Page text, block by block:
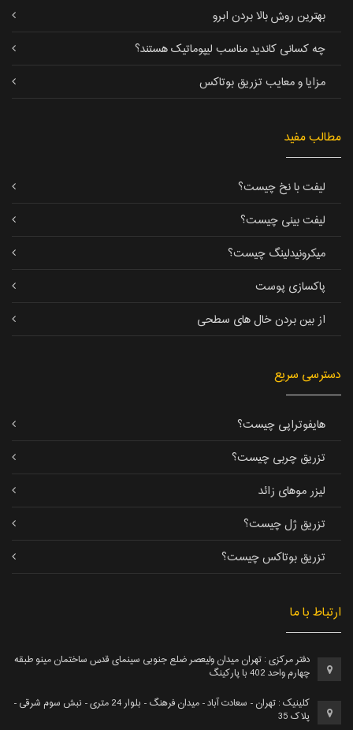
بهترین روش بالا بردن ابرو
چه کسانی کاندید مناسب لیپوماتیک هستند؟
مزایا و معایب تزریق بوتاکس
مطالب مفید
لیفت با نخ چیست؟
لیفت بینی چیست؟
میکرونیدلینگ چیست؟
پاکسازی پوست
از بین بردن خال های سطحی
دسترسی سریع
هایفوتراپی چیست؟
تزریق چربی چیست؟
لیزر موهای زائد
تزریق ژل چیست؟
تزریق بوتاکس چیست؟
ارتباط با ما
دفتر مرکزی : تهران میدان ولیعصر ضلع جنوبی سينمای قدس ساختمان مینو طبقه
چهارم واحد 402 با پارکینگ
کلینیک : تهران - سعادت آباد - میدان فرهنگ - بلوار 24 متری - نبش سوم شرقی -
پلاک 35